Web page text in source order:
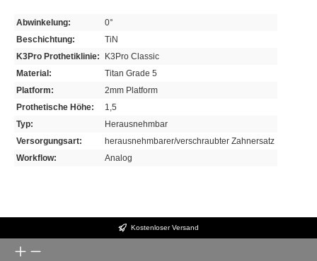
Abwinkelung:
0°
Beschichtung:
TiN
K3Pro Prothetiklinie:
K3Pro Classic
Material:
Titan Grade 5
Platform:
2mm Platform
Prothetische Höhe:
1,5
Typ:
Herausnehmbar
Versorgungsart:
herausnehmbarer/verschraubter Zahnersatz
Workflow:
Analog
Kostenloser Versand